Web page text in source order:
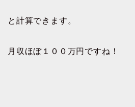
と計算できます。
月収ほぼ１００万円ですね！